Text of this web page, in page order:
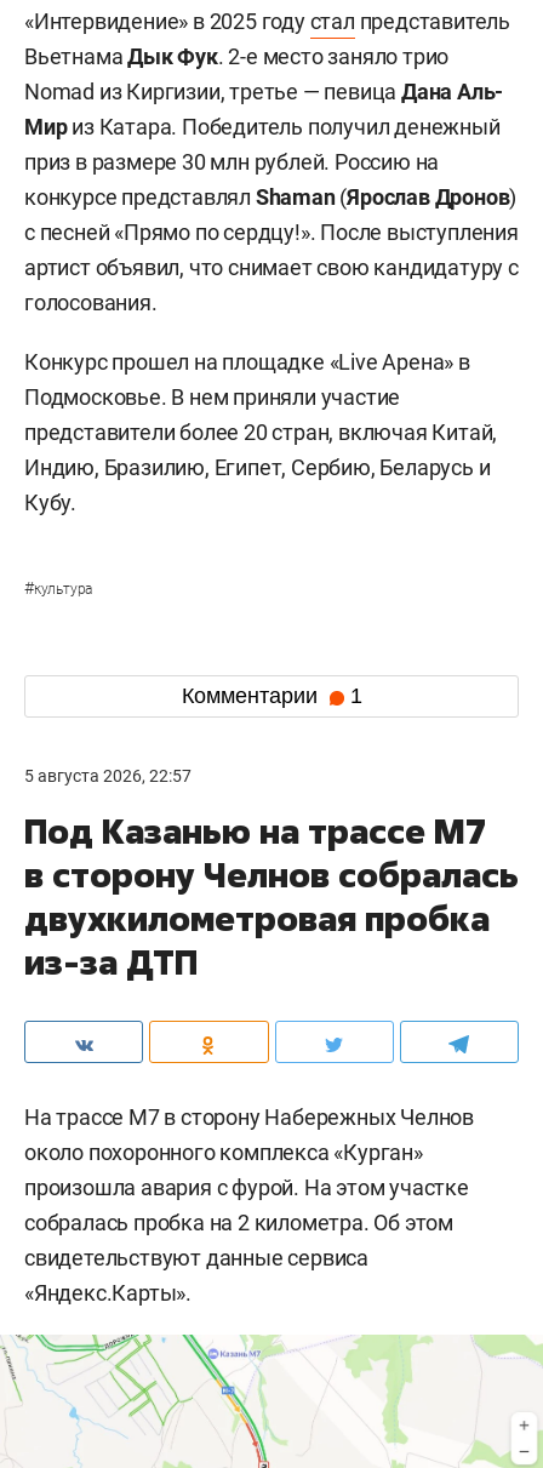
«Интервидение» в 2025 годустал представитель
ВьетнамаДык Фук. 2-е место заняло трио
Nomad из Киргизии, третье — певица Дана Аль-
Мириз Катара. Победитель получил денежный
приз в размере 30 млн рублей. Россию на
конкурсе представлял Shaman(Ярослав Дронов)
с песней «Прямо по сердцу!». После выступления
артист объявил, что снимает свою кандидатуру с
голосования.
Конкурс прошел на площадке «Live Арена» в
Подмосковье. В нем приняли участие
представители более 20 стран, включая Китай,
Индию, Бразилию, Египет, Сербию, Беларусь и
Кубу.
#культура
Комментарии 1
5 августа 2026, 22:57
Под Казанью на трассе М7
в сторону Челнов собралась
двухкилометровая пробка
из-за ДТП
На трассе М7 в сторону Набережных Челнов
около похоронного комплекса «Курган»
произошла авария с фурой. На этом участке
собралась пробка на 2 километра. Об этом
свидетельствуют данные сервиса
«Яндекс.Карты».